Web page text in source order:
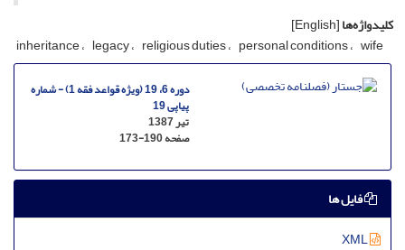
کلیدواژه‌ها[English]
inheritance legacy religious duties personal conditions wife
دوره 6، 19 (ویژه قواعد فقه 1) - شماره
پیاپی 19
تیر 1387
صفحه173-190
فایل ها